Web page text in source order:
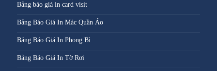
Bảng báo giá in card visit
Bảng Báo Giá In Mác Quần Áo
Bảng Báo Giá In Phong Bì
Bảng Báo Giá In Tờ Rơi